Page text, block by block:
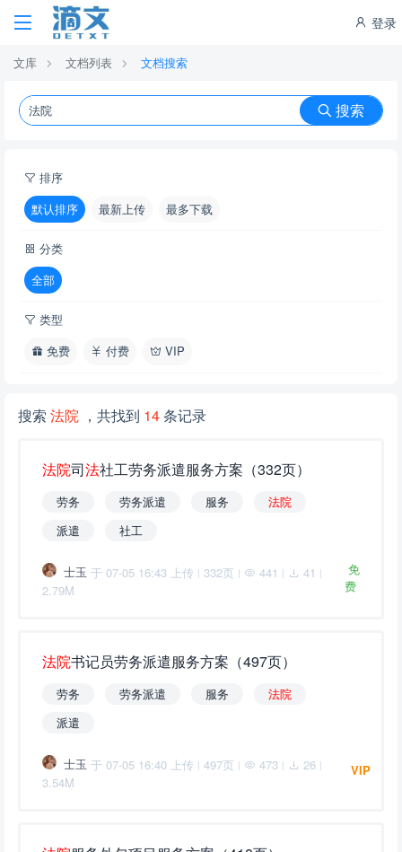
登录
文库 文档列表 文档搜索
搜索
排序
默认排序
最新上传 最多下载
分类
全部
类型
免费
付费 VIP
搜索 法院 ，共找到 14条记录
法院司法社工劳务派遣服务方案（332页）
劳务 劳务派遣 服务 法院
派遣
社工
士玉 于 07-05 16:43 上传 | 332页 | 441 | 41 |
2.79M
免
费
法院书记员劳务派遣服务方案（497页）
劳务 劳务派遣 服务 法院
派遣
士玉 于 07-05 16:40 上传 | 497页 | 473 | 26 |
3.54M
VIP